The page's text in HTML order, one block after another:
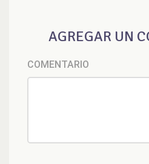
AGREGAR UN
COMENTARIO